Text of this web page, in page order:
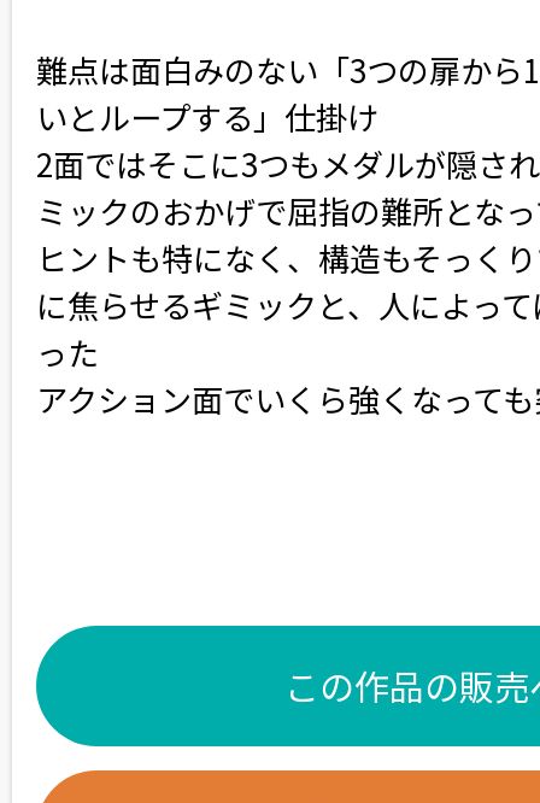
難点は面白みのない「3つの扉か
いとループする」仕掛け
2面ではそこに3つもメダルが隠さ
ミックのおかげで屈指の難所とな
ヒントも特になく、構造もそっく
に焦らせるギミックと、人によっ
った
アクション面でいくら強くなって
この作品の販